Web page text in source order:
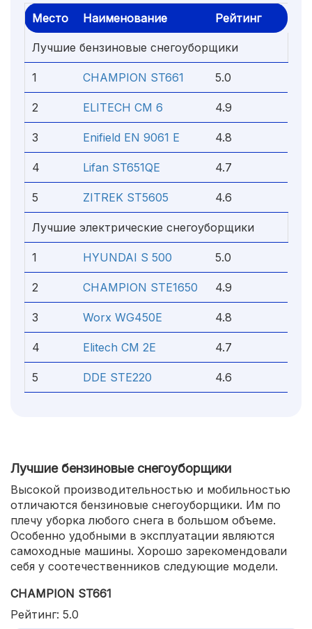
Место Наименование Рейтинг
Лучшие бензиновые снегоуборщики
1 CHAMPION ST661 5.0
2 ELITECH СМ 6 4.9
3 Enifield EN 9061 E 4.8
4 Lifan ST651QE 4.7
5 ZITREK ST5605 4.6
Лучшие электрические снегоуборщики
1 HYUNDAI S 500 5.0
2 CHAMPION STE1650 4.9
3 Worx WG450E 4.8
4 Elitech СМ 2Е 4.7
5 DDE STE220 4.6
Лучшие бензиновые снегоуборщики
Высокой производительностью и мобильностью
отличаются бензиновые снегоуборщики. Им по
плечу уборка любого снега в большом объеме.
Особенно удобными в эксплуатации являются
самоходные машины. Хорошо зарекомендовали
себя у соотечественников следующие модели.
CHAMPION ST661
Рейтинг: 5.0